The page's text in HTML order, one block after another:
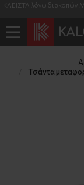
ΚΛΕΙΣΤΑ λόγω
Τσάντα